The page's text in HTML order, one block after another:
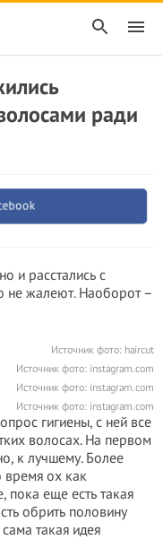
ради
и расстались с
не жалеют. Наоборот –
Источник фото: haircut
Источник фото: instagram.com
Источник фото: instagram.com
Источник фото: instagram.com
гигиены, с ней все
волосах. На первом
к лучшему. Более
время ох как
пока еще есть такая
обрить половину
такая идея